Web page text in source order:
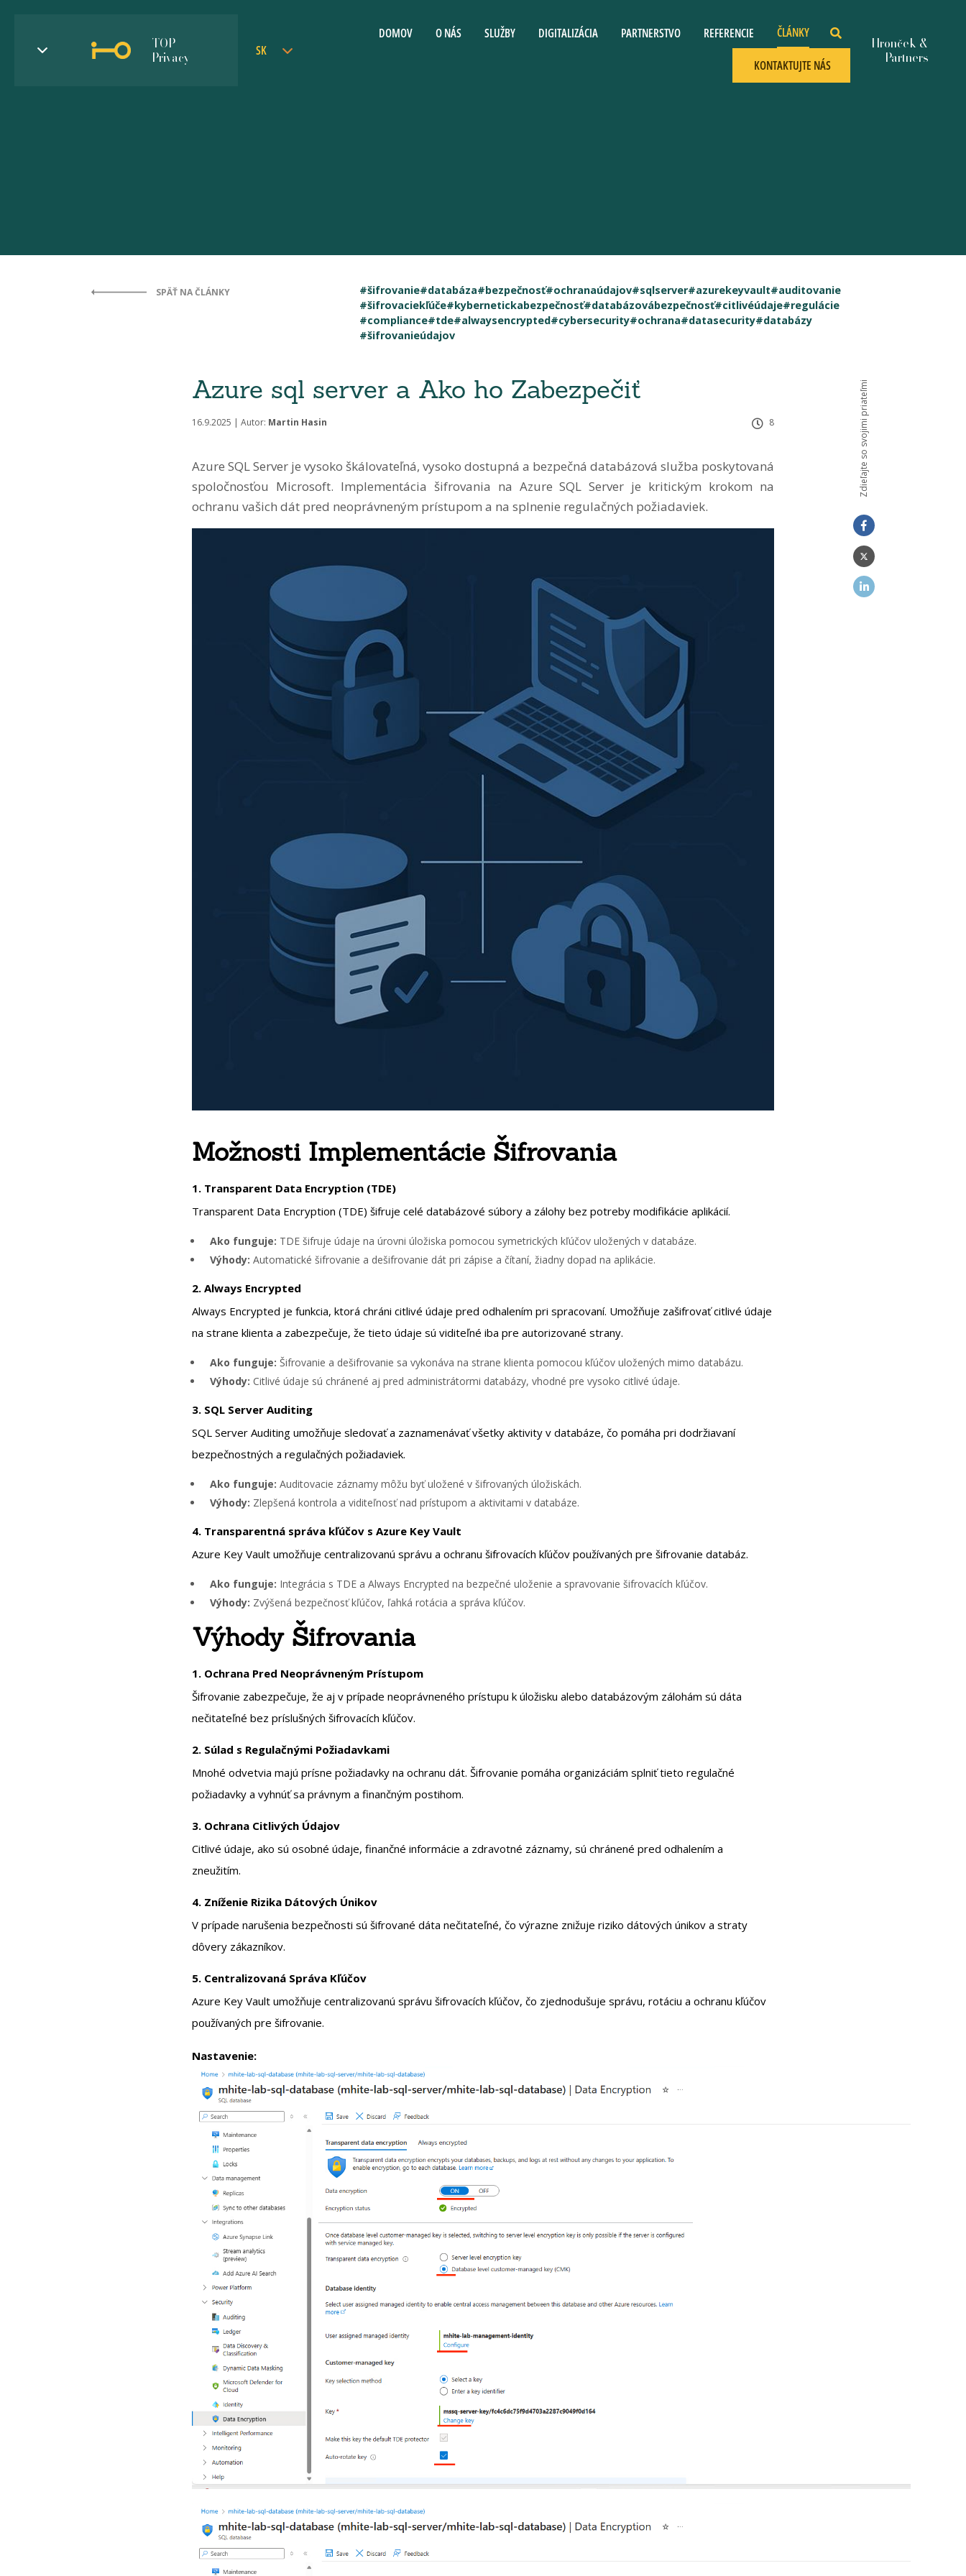
TOP
Privacy
SK
DOMOV O NÁS SLUŽBY DIGITALIZÁCIA PARTNERSTVO REFERENCIE ČLÁNKY
KONTAKTUJTE NÁS
SPÄŤ NA ČLÁNKY #šifrovanie#databáza#bezpečnosť#ochranaúdajov#sqlserver#azurekeyvault#auditovanie
#šifrovaciekľúče#kybernetickabezpečnosť#databázovábezpečnosť#citlivéúdaje#regulácie
#compliance#tde#alwaysencrypted#cybersecurity#ochrana#datasecurity#databázy
#šifrovanieúdajov
Azure sql server a Ako ho Zabezpečiť
16.9.2025 | Autor: Martin Hasin 8
Azure SQL Server je vysoko škálovateľná, vysoko dostupná a bezpečná databázová služba poskytovaná
spoločnosťou Microsoft. Implementácia šifrovania na Azure SQL Server je kritickým krokom na
ochranu vašich dát pred neoprávneným prístupom a na splnenie regulačných požiadaviek.
Možnosti Implementácie Šifrovania
1. Transparent Data Encryption (TDE)
Transparent Data Encryption (TDE) šifruje celé databázové súbory a zálohy bez potreby modifikácie aplikácií.
Ako funguje: TDE šifruje údaje na úrovni úložiska pomocou symetrických kľúčov uložených v databáze.
Výhody: Automatické šifrovanie a dešifrovanie dát pri zápise a čítaní, žiadny dopad na aplikácie.
2. Always Encrypted
Always Encrypted je funkcia, ktorá chráni citlivé údaje pred odhalením pri spracovaní. Umožňuje zašifrovať citlivé údaje
na strane klienta a zabezpečuje, že tieto údaje sú viditeľné iba pre autorizované strany.
Ako funguje: Šifrovanie a dešifrovanie sa vykonáva na strane klienta pomocou kľúčov uložených mimo databázu.
Výhody: Citlivé údaje sú chránené aj pred administrátormi databázy, vhodné pre vysoko citlivé údaje.
3. SQL Server Auditing
SQL Server Auditing umožňuje sledovať a zaznamenávať všetky aktivity v databáze, čo pomáha pri dodržiavaní
bezpečnostných a regulačných požiadaviek.
Ako funguje: Auditovacie záznamy môžu byť uložené v šifrovaných úložiskách.
Výhody: Zlepšená kontrola a viditeľnosť nad prístupom a aktivitami v databáze.
4. Transparentná správa kľúčov s Azure Key Vault
Azure Key Vault umožňuje centralizovanú správu a ochranu šifrovacích kľúčov používaných pre šifrovanie databáz.
Ako funguje: Integrácia s TDE a Always Encrypted na bezpečné uloženie a spravovanie šifrovacích kľúčov.
Výhody: Zvýšená bezpečnosť kľúčov, ľahká rotácia a správa kľúčov.
Výhody Šifrovania
1. Ochrana Pred Neoprávneným Prístupom
Šifrovanie zabezpečuje, že aj v prípade neoprávneného prístupu k úložisku alebo databázovým zálohám sú dáta
nečitateľné bez príslušných šifrovacích kľúčov.
2. Súlad s Regulačnými Požiadavkami
Mnohé odvetvia majú prísne požiadavky na ochranu dát. Šifrovanie pomáha organizáciám splniť tieto regulačné
požiadavky a vyhnúť sa právnym a finančným postihom.
3. Ochrana Citlivých Údajov
Citlivé údaje, ako sú osobné údaje, finančné informácie a zdravotné záznamy, sú chránené pred odhalením a
zneužitím.
4. Zníženie Rizika Dátových Únikov
V prípade narušenia bezpečnosti sú šifrované dáta nečitateľné, čo výrazne znižuje riziko dátových únikov a straty
dôvery zákazníkov.
5. Centralizovaná Správa Kľúčov
Azure Key Vault umožňuje centralizovanú správu šifrovacích kľúčov, čo zjednodušuje správu, rotáciu a ochranu kľúčov
používaných pre šifrovanie.
Nastavenie:
Zdieľajte so svojimi priateľmi